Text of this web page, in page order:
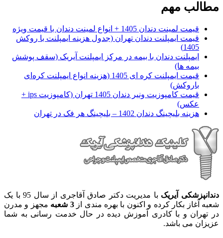
مطالب مهم
قیمت لمینت دندان 1405 + انواع لمینت دندان با قیمت ویژه
قیمت ایمپلنت دندان تهران (جدول هزینه ایمپلنت با روکش
1405)
ایمپلنت دندان با بیمه در مرکز ایمپلنت آیریک (سقف پوشش
بیمه ها)
قیمت ایمپلنت کره ای‌ 1405 (هزینه انواع ایمپلنت کره‌ای
با‌روکش)
قیمت کامپوزیت ونیر دندان 1405 تهران (کامپوزیت ips +
عکس)
هزینه بلیچینگ دندان 1402 – بلیچینگ هر فک در تهران
دندانپزشکی آیریک
با مدیریت دکتر صادق آقاجری از سال 95 با یک
شعبه آغاز بکار کرده و اکنون با بهره مندی از3 شعبه
مجهز و مدرن
در تهران و با کادری آموزش دیده در حال خدمت رسانی به شما
عزیزان می باشد.